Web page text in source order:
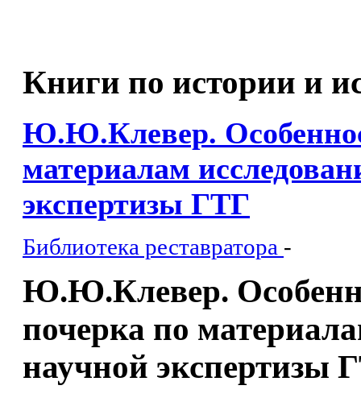
Книги по истории и
Ю.Ю.Клевер.
материалам
экспертизы ГТГ
Библиотека реставратора -
Ю.Ю.Клевер.
почерка по
научной экспертизы